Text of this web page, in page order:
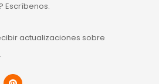
Escríbenos.
actualizaciones sobre